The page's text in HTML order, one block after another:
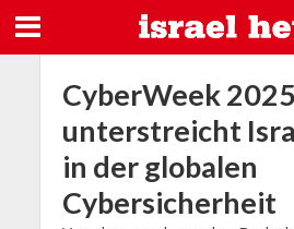
CyberWeek 2025
unterstreicht
in der globalen
Cybersicherheit